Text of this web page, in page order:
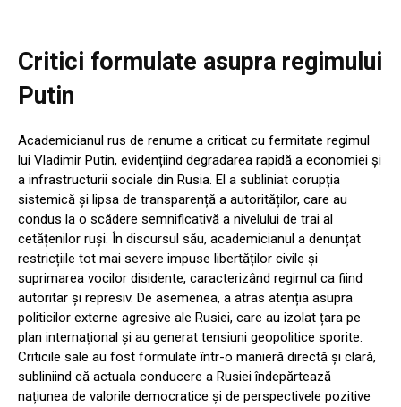
Critici formulate asupra regimului
Putin
Academicianul rus de renume a criticat cu fermitate regimul
lui Vladimir Putin, evidențiind degradarea rapidă a economiei și
a infrastructurii sociale din Rusia. El a subliniat corupția
sistemică și lipsa de transparență a autorităților, care au
condus la o scădere semnificativă a nivelului de trai al
cetățenilor ruși. În discursul său, academicianul a denunțat
restricțiile tot mai severe impuse libertăților civile și
suprimarea vocilor disidente, caracterizând regimul ca fiind
autoritar și represiv. De asemenea, a atras atenția asupra
politicilor externe agresive ale Rusiei, care au izolat țara pe
plan internațional și au generat tensiuni geopolitice sporite.
Criticile sale au fost formulate într-o manieră directă și clară,
subliniind că actuala conducere a Rusiei îndepărtează
națiunea de valorile democratice și de perspectivele pozitive